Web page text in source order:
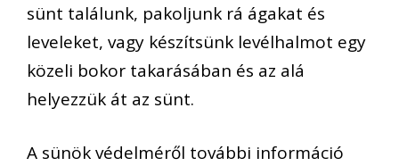
sünt találunk, pakoljunk rá ágakat és
leveleket, vagy készítsünk levélhalmot egy
közeli bokor takarásában és az alá
helyezzük át az sünt.
A sünök védelméről további információ